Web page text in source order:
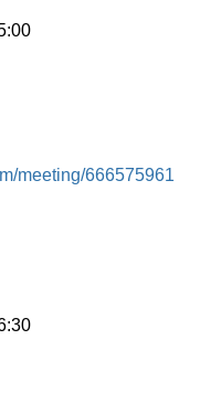
meeting/666575961